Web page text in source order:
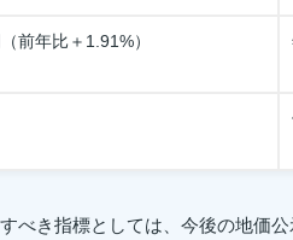
前年比＋1.91%）
べき指標としては、今後の地価